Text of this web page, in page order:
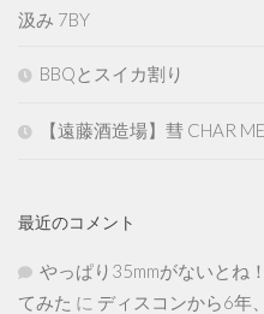
汲み 7BY
BBQとスイカ割り
【遠藤酒造場】彗 CHAR
最近のコメント
やっぱり35mmがないとね
てみた に ディスコンから6年